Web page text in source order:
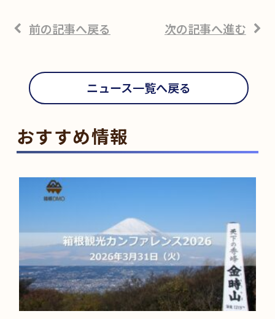
前の記事へ戻る 次の記事へ進む
ニュース一覧へ戻る
おすすめ情報